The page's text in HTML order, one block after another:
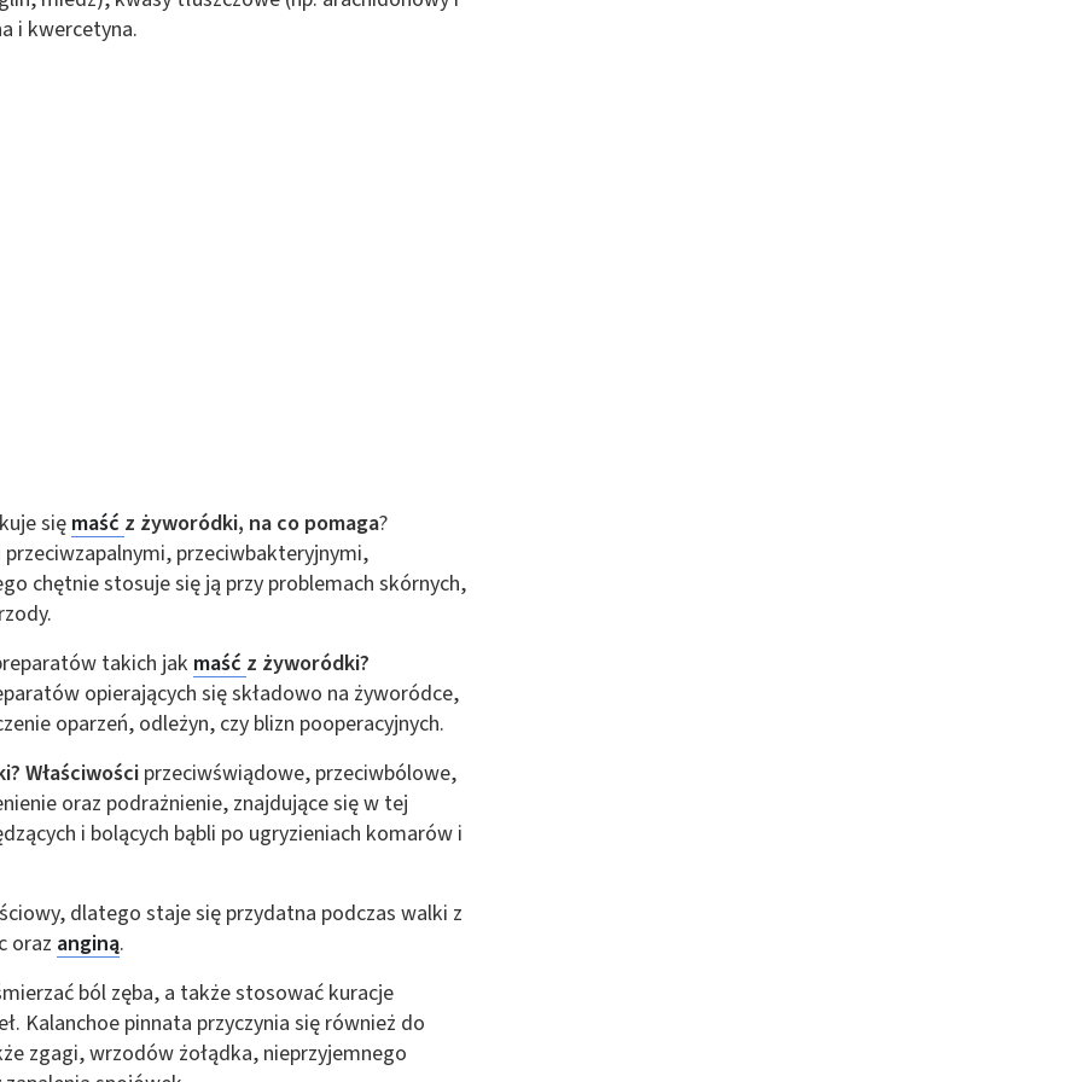
i kwercetyna.
się maść z żyworódki, na co pomaga?
przeciwbakteryjnymi,
chętnie stosuje się ją przy problemach skórnych,
takich jak maść z żyworódki?
opierających się składowo na żyworódce,
oparzeń, odleżyn, czy blizn pooperacyjnych.
Właściwości przeciwświądowe, przeciwbólowe,
oraz podrażnienie, znajdujące się w tej
i bolących bąbli po ugryzieniach komarów i
dlatego staje się przydatna podczas walki z
oraz anginą.
ból zęba, a także stosować kuracje
Kalanchoe pinnata przyczynia się również do
zgagi, wrzodów żołądka, nieprzyjemnego
różnych źródeł